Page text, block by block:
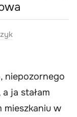
niepozornego
ja stałam
mieszkaniu w